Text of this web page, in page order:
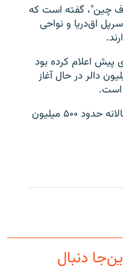
چین"، گفته است که
اق‌دریا و نواحی
پیش اعلام کرده بود
چینی با هزینهٔ ۳۵ میلیون دالر در حال آغاز
حفاری این چاه‌های نفتی می‌تواند سالانه حدود ۵۰۰ میلیون
دنبال